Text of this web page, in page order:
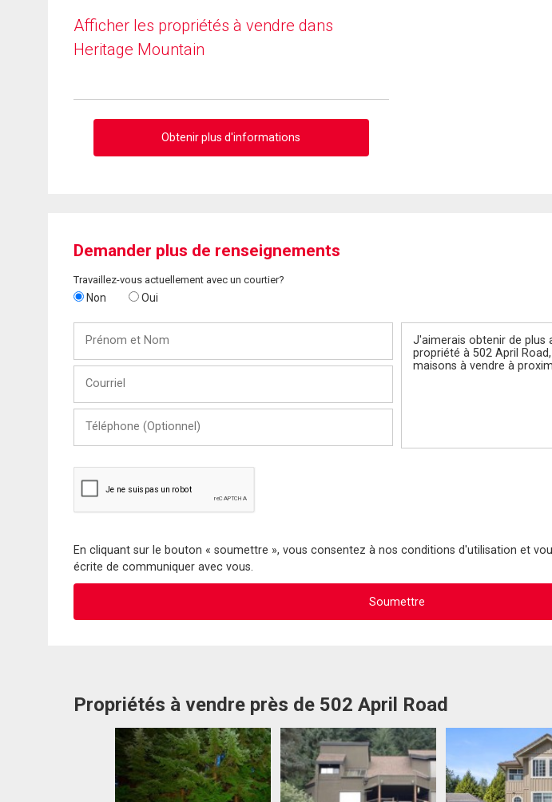
Afficher les propriétés à vendre dans
Heritage Mountain
Obtenir plus d'informations
Demander plus de renseignements
Travaillez-vous actuellement avec un courtier?
Non Oui
Nom
(Optionnel)
En cliquant sur le bouton « soumettre », vous consentez à nos conditions d'utilisation et
écrite de communiquer avec vous.
Propriétés à vendre près de 502 April Road